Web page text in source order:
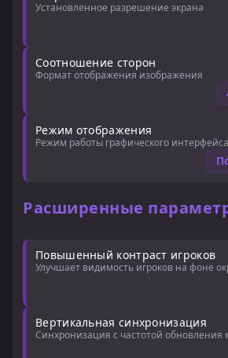
Киосуке кс2, чтобы визуально
время игры. Если вам интересно, как
рук как у Киосуке, стоит обратить
настройки рук Киосуке, вы адаптируете
под стиль игры молодого
Установленное разрешение экрана
Соотношение сторон
Формат отображения изображения
Режим отображения
Режим работы графического интерфейса
Расширенные
Повышенный контраст игроков
Улучшает видимость игроков на фоне
Вертикальная синхронизация
Синхронизация с частотой обновления